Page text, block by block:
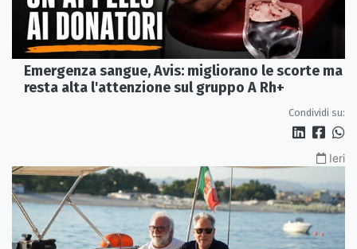
Emergenza sangue, Avis: migliorano le scorte ma
resta alta l'attenzione sul gruppo A Rh+
Condividi su:
Ieri